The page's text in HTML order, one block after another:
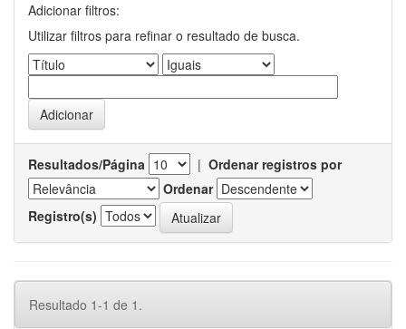
Adicionar filtros:
Utilizar filtros para refinar o resultado de busca.
Resultados/Página | Ordenar registros por
Ordenar
Registro(s)
Resultado 1-1 de 1.